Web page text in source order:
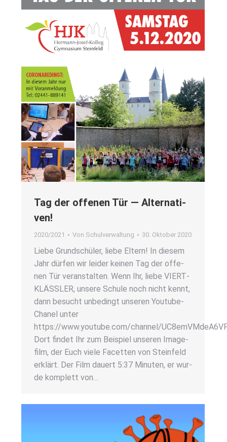
Tag der offe­nen Tür — Alter­na­ti­
ven!
2020/2021 Von Schulverwaltung 30. Oktober 2020
Lie­be Grund­schü­ler, lie­be Eltern! In die­sem
Jahr dür­fen wir lei­der kei­nen Tag der offe­
nen Tür ver­an­stal­ten. Wenn Ihr, lie­be VIERT­
KLÄSS­LER, unse­re Schu­le noch nicht kennt,
dann besucht unbe­dingt unse­ren You­­tu­be-
Cha­­nel unter
https://www.youtube.com/channel/
Dort fin­det Ihr zum Bei­spiel unse­ren Image­
film, der Euch vie­le Facet­ten von Stein­feld
erklärt. Der Film dau­ert 5:37 Minu­ten, er wur­
de kom­plett von…